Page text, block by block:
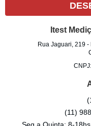
Itest
Rua Jaguari, 219 -
(11)
Seg a Quinta: 8-